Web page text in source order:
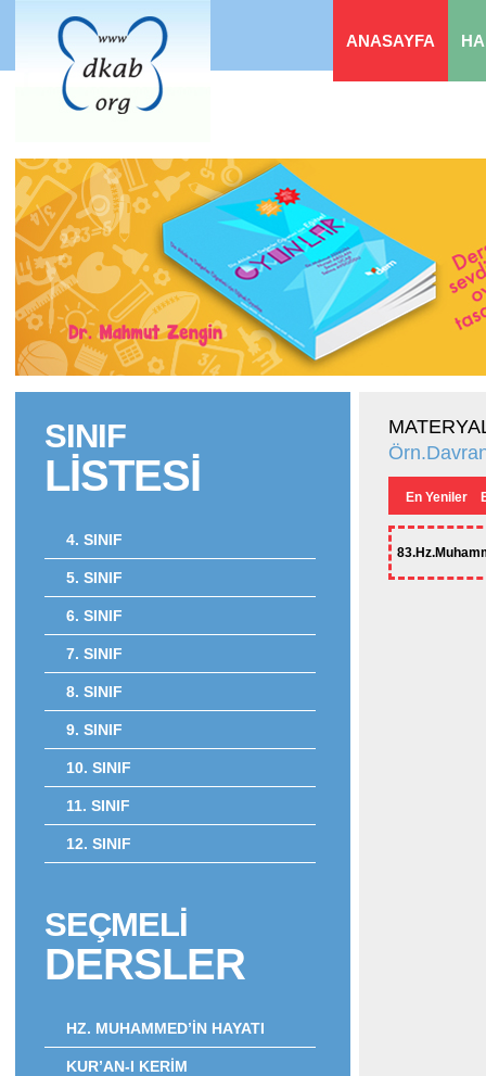
ANASAYFA
SINIF
LİSTESİ
4. SINIF
5. SINIF
6. SINIF
7. SINIF
8. SINIF
9. SINIF
10. SINIF
11. SINIF
12. SINIF
SEÇMELİ
DERSLER
HZ. MUHAMMED’İN HAYATI
KUR’AN-I KERİM
En Yeniler